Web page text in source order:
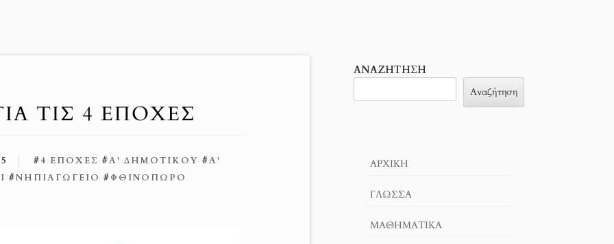
ΤΙΣ 4 ΕΠΟΧΈΣ
#4 ΕΠΟΧΈΣ #Α' ΔΗΜΟΤΙΚΟΎ #Α'
#ΝΗΠΙΑΓΩΓΕΊΟ #ΦΘΙΝΌΠΩΡΟ
ΑΝΑΖΉΤΗΣΗ
Αναζήτηση
ΑΡΧΙΚΉ
ΓΛΏΣΣΑ
ΜΑΘΗΜΑΤΙΚΆ